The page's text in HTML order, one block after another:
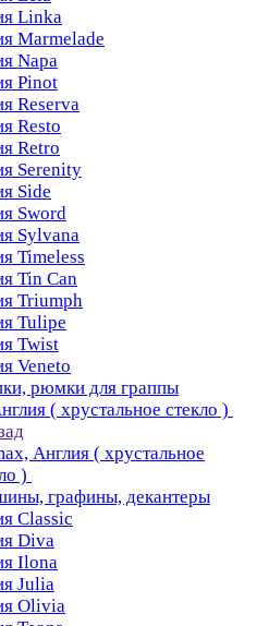
Linka
Marmelade
Napa
Pinot
Reserva
Resto
Retro
Serenity
Side
Sword
Sуlvana
Timeless
Tin Can
Triumph
Tulipe
Twist
Veneto
рюмки для граппы
( хрустальное стекло )
Англия ( хрустальное
)
графины, декантеры
Classic
Diva
Ilona
Julia
Olivia